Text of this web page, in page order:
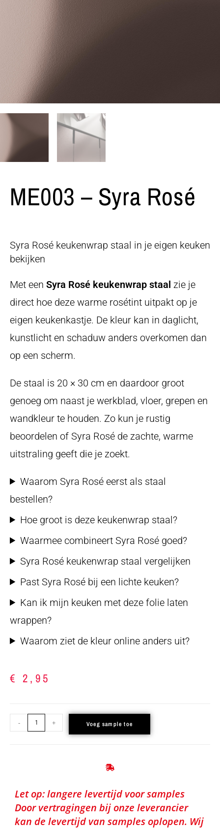
ME003 – Syra Rosé
Syra Rosé keukenwrap staal in je eigen keuken
bekijken
Met een Syra Rosé keukenwrap staal zie je
direct hoe deze warme rosétint uitpakt op je
eigen keukenkastje. De kleur kan in daglicht,
kunstlicht en schaduw anders overkomen dan
op een scherm.
De staal is 20 × 30 cm en daardoor groot
genoeg om naast je werkblad, vloer, grepen en
wandkleur te houden. Zo kun je rustig
beoordelen of Syra Rosé de zachte, warme
uitstraling geeft die je zoekt.
Waarom Syra Rosé eerst als staal
bestellen?
Hoe groot is deze keukenwrap staal?
Waarmee combineert Syra Rosé goed?
Syra Rosé keukenwrap staal vergelijken
Past Syra Rosé bij een lichte keuken?
Kan ik mijn keuken met deze folie laten
wrappen?
Waarom ziet de kleur online anders uit?
€ 2,95
- + Voeg sample toe
Let op: langere levertijd voor samples
Door vertragingen bij onze leverancier
kan de levertijd van samples oplopen. Wij